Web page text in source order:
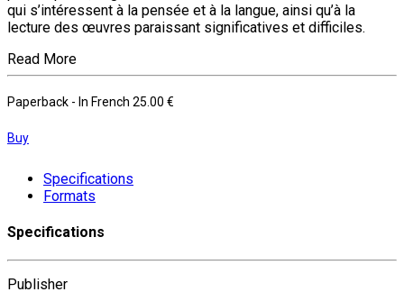
qui s’intéressent à la pensée et à la langue, ainsi qu’à la
lecture des œuvres paraissant significatives et difficiles.
Read More
Paperback - In French 25.00 €
Buy
Specifications
Formats
Specifications
Publisher